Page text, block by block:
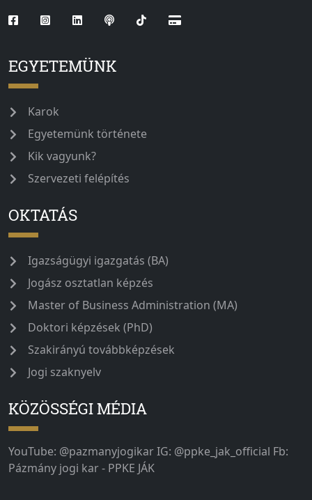
EGYETEMÜNK
Karok
Egyetemünk története
Kik vagyunk?
Szervezeti felépítés
OKTATÁS
Igazságügyi igazgatás (BA)
Jogász osztatlan képzés
Master of Business Administration (MA)
Doktori képzések (PhD)
Szakirányú továbbképzések
Jogi szaknyelv
KÖZÖSSÉGI MÉDIA
YouTube: @pazmanyjogikar IG: @ppke_jak_official Fb:
Pázmány jogi kar - PPKE JÁK